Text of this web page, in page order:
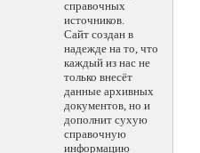
справочных
источников.
Сайт создан в
надежде на то, что
каждый из нас не
только внесёт
данные архивных
документов, но и
дополнит сухую
справочную
информацию